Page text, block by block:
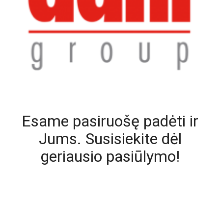
Esame pasiruošę padėti ir
Jums. Susisiekite dėl
geriausio pasiūlymo!